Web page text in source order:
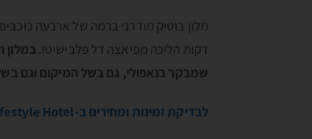
מלון בוטיק מודרני ברמה של ארבעה
דקות הליכה מפיאצה דל פלבישיטו. במלון
שמבקר בנאפולי, גם בשל המיקום וגם
לבדיקת זמינות ומחירים ב-Hotel Matilde – Lifestyle Hotel, הקליקו כאן…